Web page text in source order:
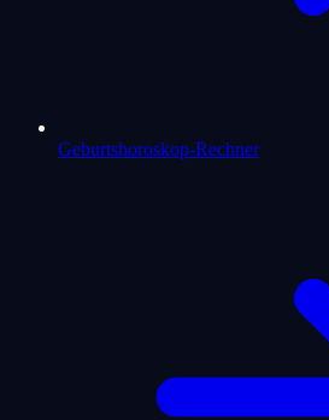
Geburtshoroskop-Rechner